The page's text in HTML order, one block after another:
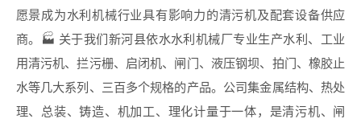
愿景成为水利机械行业具有影响力的清污机及配套设备供应
商。🏭 关于我们新河县依水水利机械厂专业生产水利、工业
用清污机、拦污栅、启闭机、闸门、液压钢坝、拍门、橡胶止
水等几大系列、三百多个规格的产品。公司集金属结构、热处
理、总装、铸造、机加工、理化计量于一体，是清污机、闸